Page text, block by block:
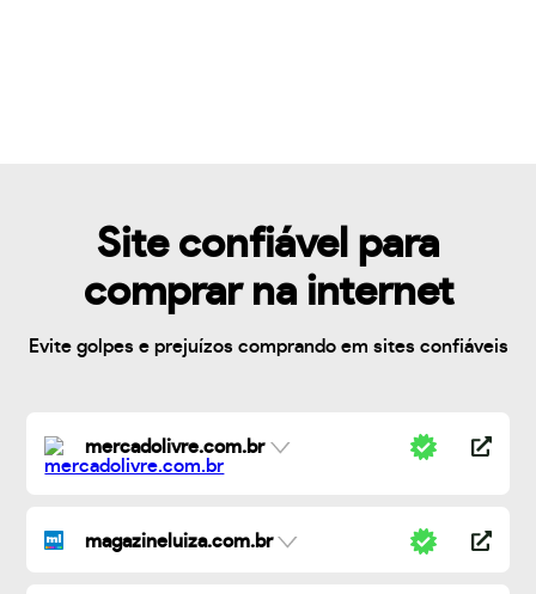
Site confiável para
comprar na internet
Evite golpes e prejuízos comprando em sites confiáveis
mercadolivre.com.br
magazineluiza.com.br